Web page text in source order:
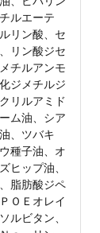
ルエーテ
リン酸、セ
リン酸ジセ
チルアンモ
ジメチルジ
リルアミド
ム油、シア
、ツバキ
種子油、オ
ヒップ油、
脂肪酸ジペ
ＯＥオレイ
ルビタン、